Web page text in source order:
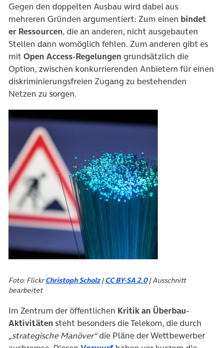
Gegen den doppelten Ausbau wird dabei aus
mehreren Gründen argumentiert: Zum einen bindet
er Ressourcen, die an anderen, nicht ausgebauten
Stellen dann womöglich fehlen. Zum anderen gibt es
mit Open Access-Regelungen grundsätzlich die
Option, zwischen konkurrierenden Anbietern für einen
diskriminierungsfreien Zugang zu bestehenden
Netzen zu sorgen.
Foto: FlickrChristoph Scholz|CC BY-SA 2.0| Ausschnitt
bearbeitet
Im Zentrum der öffentlichen Kritik an Überbau-
Aktivitäten steht besonders die Telekom, die durch
„strategische Manöver“die Pläne der Wettbewerber